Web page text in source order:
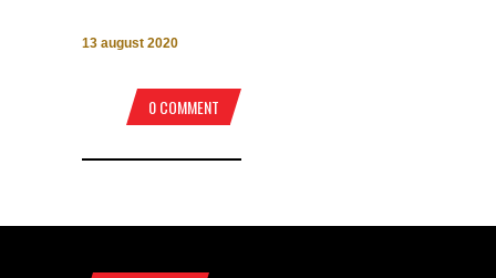
13 august 2020
0 COMMENT